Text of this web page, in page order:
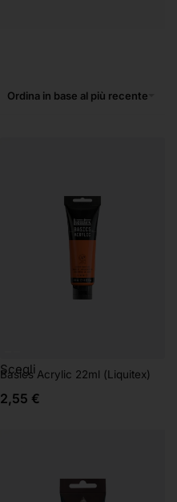
Ordina in base al più recente
Scegli
Basics Acrylic 22ml (Liquitex)
2,55 €